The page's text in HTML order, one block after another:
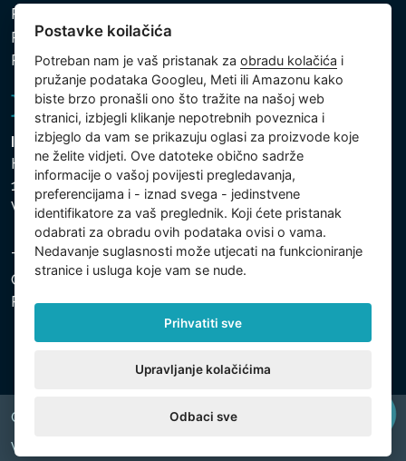
Pravila zaštite osobnih i drugih obrađivanih podataka
Politika kolačića
Postavke koilačića
Intex Trading, s.r.o.
Hradecká 2526/3
130 00 Praha 3
Vinohrady - Česká republika
Tvrtka je registrirana pri Općinskom sudu u Pragu, Odjel
C, uložak 74759. Identifikacijski broj tvrtke: 26150808,
Porezni identifikacijski broj: CZ26150808.
Copyright © 2026 INTEX TRADING s.r.o. All rights reserved.
Web by
Postavke koilačića
Potreban nam je vaš pristanak zaobradu kolačića i
pružanje podataka Googleu, Meti ili Amazonu kako
biste brzo pronašli ono što tražite na našoj web
stranici, izbjegli klikanje nepotrebnih poveznica i
izbjeglo da vam se prikazuju oglasi za proizvode koje
ne želite vidjeti. Ove datoteke obično sadrže
informacije o vašoj povijesti pregledavanja,
preferencijama i - iznad svega - jedinstvene
identifikatore za vaš preglednik. Koji ćete pristanak
odabrati za obradu ovih podataka ovisi o vama.
Nedavanje suglasnosti može utjecati na funkcioniranje
stranice i usluga koje vam se nude.
Prihvatiti sve
Upravljanje kolačićima
Odbaci sve